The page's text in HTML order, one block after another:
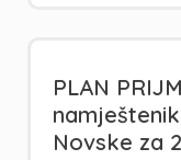
PLAN
Novske za